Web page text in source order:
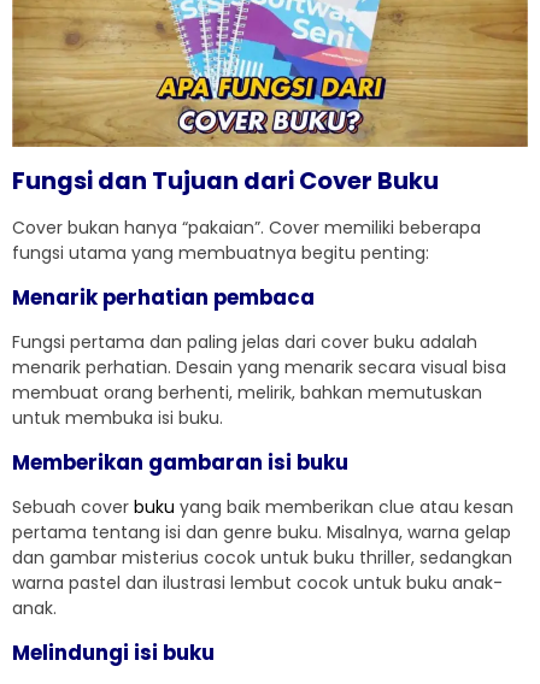
Fungsi dan Tujuan dari Cover Buku
Cover bukan hanya “pakaian”. Cover memiliki beberapa
fungsi utama yang membuatnya begitu penting:
Menarik perhatian pembaca
Fungsi pertama dan paling jelas dari cover buku adalah
menarik perhatian. Desain yang menarik secara visual bisa
membuat orang berhenti, melirik, bahkan memutuskan
untuk membuka isi buku.
Memberikan gambaran isi buku
Sebuah cover buku yang baik memberikan clue atau kesan
pertama tentang isi dan genre buku. Misalnya, warna gelap
dan gambar misterius cocok untuk buku thriller, sedangkan
warna pastel dan ilustrasi lembut cocok untuk buku anak-
anak.
Melindungi isi buku